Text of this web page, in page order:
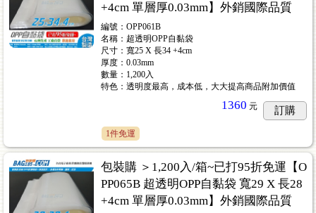
+4cm 單層厚0.03mm】外銷國際品質
編號：OPP061B
名稱：超透明OPP自黏袋
尺寸：寬25 X 長34 +4cm
厚度：0.03mm
數量：1,200入
特色：透明度最高，成本低，大大提高商品附加價值
1360 元 訂購
1件免運
包裝購 ＞1,200入/箱~已打95折免運【O
PP065B 超透明OPP自黏袋 寬29 X 長28
+4cm 單層厚0.03mm】外銷國際品質